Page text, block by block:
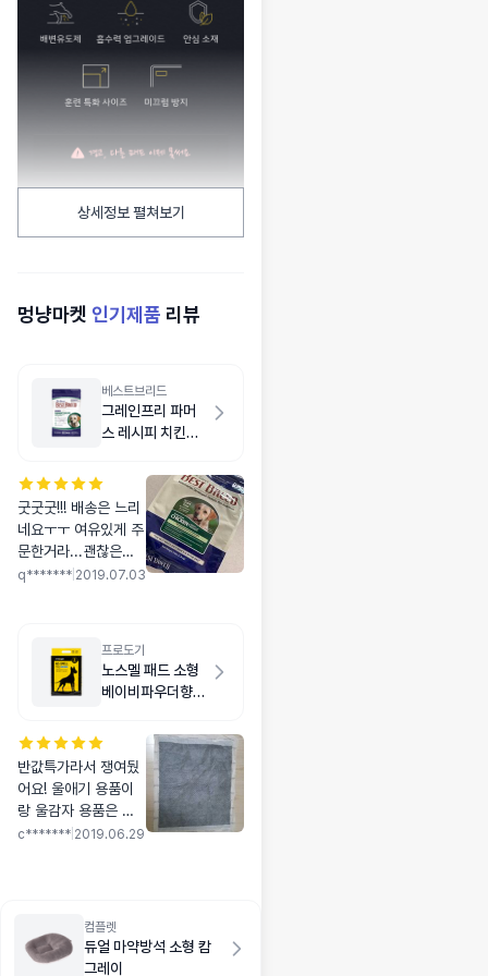
상세정보 펼쳐보기
멍냥마켓 인기제품 리뷰
베스트브리드
그레인프리 파머
스 레시피 치킨
굿굿굿!!! 배송은 느리
네요ㅜㅜ 여유있게 주
문한거라...괜찮은
데...급할때는안될거
q******* 2019.07.03
프로도기
노스멜 패드 소형
베이비파우더향
반값특가라서 쟁여뒀
어요! 울애기 용품이
랑 울감자 용품은 팬
트리에 쟁여 둬야 마
c******* 2019.06.29
컴플렛
듀얼 마약방석 소형 캄
그레이